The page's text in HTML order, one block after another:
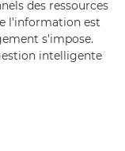
des ressources
l'information est
s'impose.
intelligente